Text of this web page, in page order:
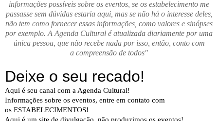
informações possíveis sobre os eventos, se os estabelecimento me
passasse sem dúvidas estaria aqui, mas se não há o interesse deles,
não tem como fornecer essas informações, como valores e sinópses
por exemplo. A Agenda Cultural é atualizada diariamente por uma
única pessoa, que não recebe nada por isso, então, conto com
a compreensão de todos"